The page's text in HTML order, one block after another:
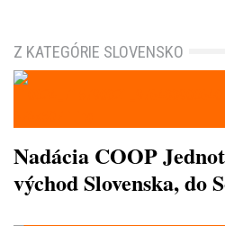
Z KATEGÓRIE SLOVENSKO
Nadácia COOP
východ Slovenska, do